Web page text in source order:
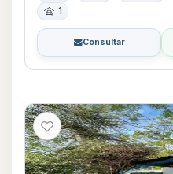
1
Consultar